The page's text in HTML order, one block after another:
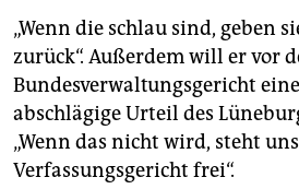
„Wenn die schlau sind, geben
zurück“. Außerdem will er vor
Bundesverwaltungsgericht
abschlägige Urteil des
„Wenn das nicht wird, steht
Verfassungsgericht frei“.